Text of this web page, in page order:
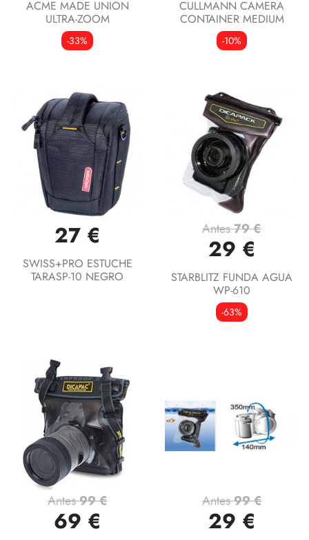
ACME MADE UNION
ULTRA-ZOOM
-33%
CULLMANN CAMERA
CONTAINER MEDIUM
-10%
27 €
SWISS+PRO ESTUCHE
TARASP-10 NEGRO
Antes79 €
29 €
STARBLITZ FUNDA AGUA
WP-610
-63%
Antes99 €
69 €
Antes99 €
29 €